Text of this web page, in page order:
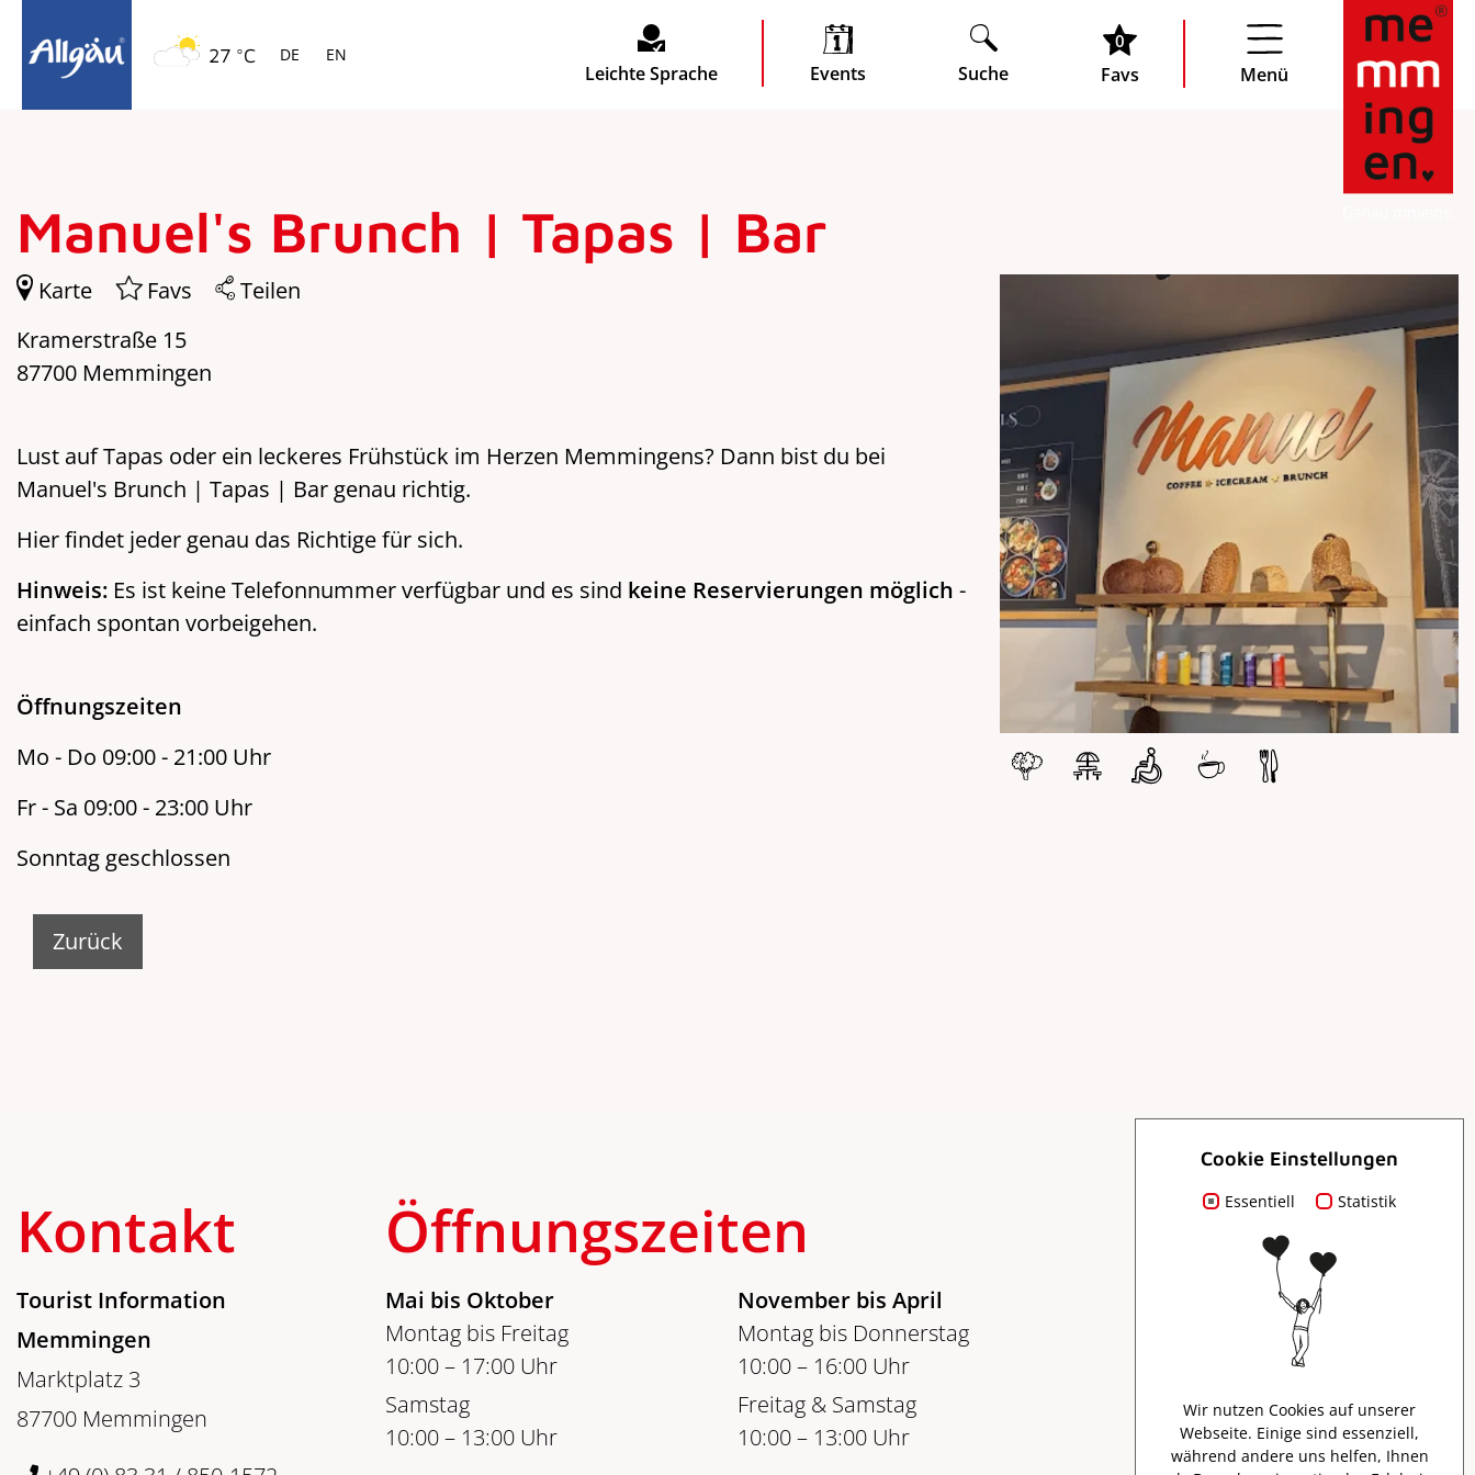
Springe zur Navigation
Springe zum Hauptinhalt
Menü
27 °C DE EN
Leichte Sprache Events Suche
0
Favs
Manuel's Brunch | Tapas | Bar
Karte Favs
Teilen
Kramerstraße 15
87700 Memmingen
Lust auf Tapas oder ein leckeres Frühstück im Herzen Memmingens? Dann bist du bei
Manuel's Brunch | Tapas | Bar genau richtig.
Hier findet jeder genau das Richtige für sich.
Hinweis: Es ist keine Telefonnummer verfügbar und es sind keine Reservierungen möglich -
einfach spontan vorbeigehen.
Öffnungszeiten
Mo - Do 09:00 - 21:00 Uhr
Fr - Sa 09:00 - 23:00 Uhr
Sonntag geschlossen
Zurück
Kontakt
Tourist Information
Memmingen
Marktplatz 3
87700 Memmingen
Öffnungszeiten
Mai bis Oktober
Montag bis Freitag
10:00 – 17:00 Uhr
Samstag
10:00 – 13:00 Uhr
November bis April
Montag bis Donnerstag
10:00 – 16:00 Uhr
Freitag & Samstag
10:00 – 13:00 Uhr
Für Dich
Prospekte
Presse
Creator Program
Cookie Einstellungen
Essentiell Statistik
Wir nutzen Cookies auf unserer
Webseite. Einige sind essenziell,
während andere uns helfen, Ihnen